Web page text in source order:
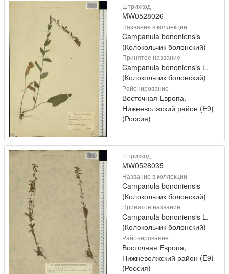
Штрихкод
MW0528026
Название в коллекции
Campanula bononiensis
(Колокольчик болонский)
Принятое название
Campanula bononiensis L.
(Колокольчик болонский)
Районирование
Восточная Европа,
Нижневолжский район (E9)
(Россия)
Штрихкод
MW0528035
Название в коллекции
Campanula bononiensis
(Колокольчик болонский)
Принятое название
Campanula bononiensis L.
(Колокольчик болонский)
Районирование
Восточная Европа,
Нижневолжский район (E9)
(Россия)